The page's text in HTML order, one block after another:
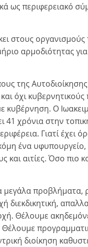
ως περιφερειακό
στους οργανισμούς
αρμοδιότητας
της
όχι
Ο
41 χρόνια στην
Γιατί
ένα
και αιτίες. Όσο πιο
μεγάλα
διεκδικητική,
Θέλουμε
διοίκηση